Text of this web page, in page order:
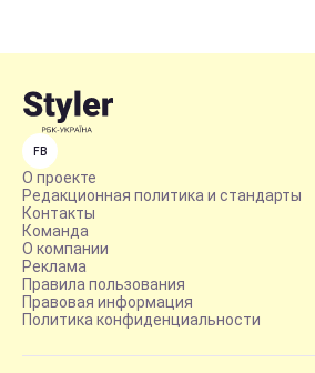
FB
О проекте
Редакционная политика и стандарты
Контакты
Команда
О компании
Реклама
Правила пользования
Правовая информация
Политика конфиденциальности